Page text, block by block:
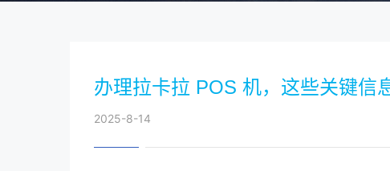
办理拉卡拉 POS 机，这些关键信
2025-8-14